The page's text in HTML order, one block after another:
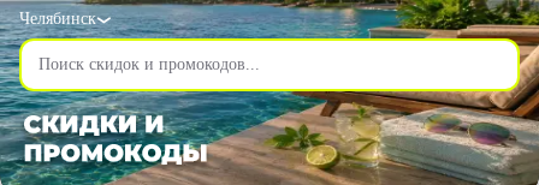
Челябинск